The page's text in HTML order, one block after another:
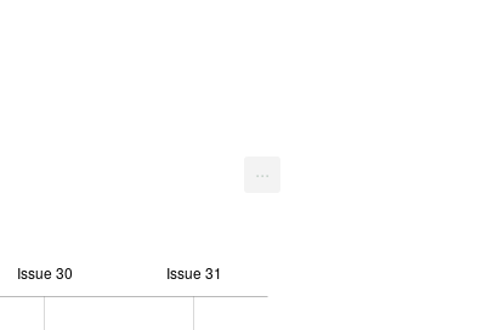
Issue 30 Issue 31
...